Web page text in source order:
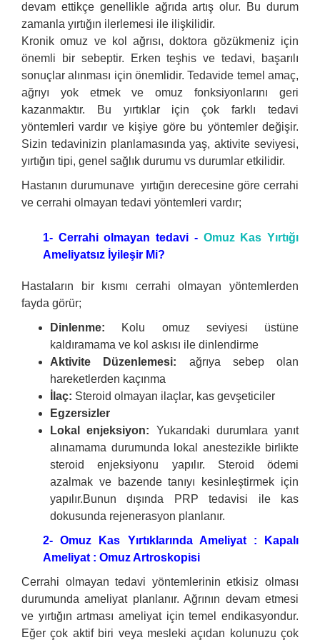
devam ettikçe genellikle ağrıda artış olur. Bu durum
zamanla yırtığın ilerlemesi ile ilişkilidir.
Kronik omuz ve kol ağrısı, doktora gözükmeniz için
önemli bir sebeptir. Erken teşhis ve tedavi, başarılı
sonuçlar alınması için önemlidir.Tedavide temel amaç,
ağrıyı yok etmek ve omuz fonksiyonlarını geri
kazanmaktır. Bu yırtıklar için çok farklı tedavi
yöntemleri vardır ve kişiye göre bu yöntemler değişir.
Sizin tedavinizin planlamasında yaş, aktivite seviyesi,
yırtığın tipi, genel sağlık durumu vs durumlar etkilidir.
Hastanın durumunave yırtığın derecesine göre cerrahi
ve cerrahi olmayan tedavi yöntemleri vardır;
1- Cerrahi olmayan tedavi - Omuz Kas Yırtığı
Ameliyatsız İyileşir Mi?
Hastaların bir kısmı cerrahi olmayan yöntemlerden
fayda görür;
Dinlenme: Kolu omuz seviyesi üstüne
kaldıramama ve kol askısı ile dinlendirme
Aktivite Düzenlemesi: ağrıya sebep olan
hareketlerden kaçınma
İlaç: Steroid olmayan ilaçlar, kas gevşeticiler
Egzersizler
Lokal enjeksiyon: Yukarıdaki durumlara yanıt
alınamama durumunda lokal anestezikle birlikte
steroid enjeksiyonu yapılır. Steroid ödemi
azalmak ve bazende tanıyı kesinleştirmek için
yapılır.Bunun dışında PRP tedavisi ile kas
dokusunda rejenerasyon planlanır.
2- Omuz Kas Yırtıklarında Ameliyat : Kapalı
Ameliyat : Omuz Artroskopisi
Cerrahi olmayan tedavi yöntemlerinin etkisiz olması
durumunda ameliyat planlanır. Ağrının devam etmesi
ve yırtığın artması ameliyat için temel endikasyondur.
Eğer çok aktif biri veya mesleki açıdan kolunuzu çok